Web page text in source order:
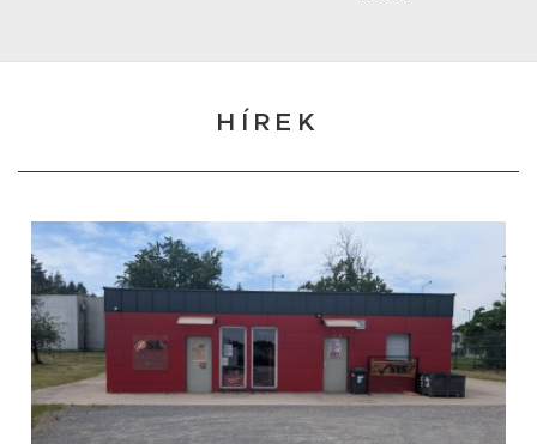
HÍREK